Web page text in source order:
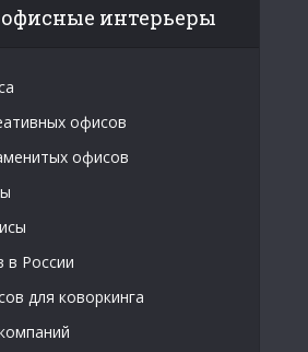
интерьеры
офисов
офисов
в России
для коворкинга